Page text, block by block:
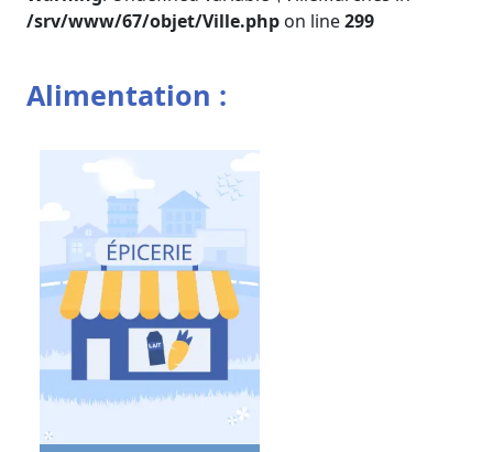
/srv/www/67/objet/Ville.php on line299
Alimentation :